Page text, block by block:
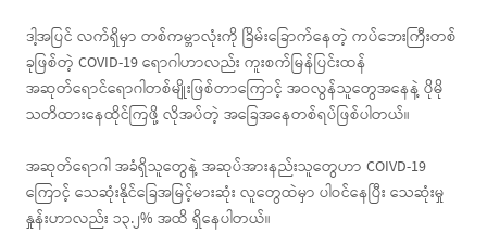
ဒါ့အပြင် လက်ရှိမှာ တစ်ကမ္ဘာလုံးကို ခြိမ်းခြောက်နေတဲ့ ကပ်ဘေးကြီးတစ်
ခုဖြစ်တဲ့ COVID-19 ရောဂါဟာလည်း ကူးစက်မြန်ပြင်းထန်
အဆုတ်ရောင်ရောဂါတစ်မျိုးဖြစ်တာကြောင့် အဝလွန်သူတွေအနေနဲ့ ပိုမို
သတိထားနေထိုင်ကြဖို့ လိုအပ်တဲ့ အခြေအနေတစ်ရပ်ဖြစ်ပါတယ်။
အဆုတ်ရောဂါ အခံရှိသူတွေနဲ့ အဆုပ်အားနည်းသူတွေဟာ COIVD-19
ကြောင့် သေဆုံးနိုင်ခြေအမြင့်မားဆုံး လူတွေထဲမှာ ပါဝင်နေပြီး သေဆုံးမှု
နှုန်းဟာလည်း ၁၃.၂% အထိ ရှိနေပါတယ်။